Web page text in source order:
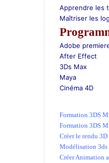
Apprendre les
Maîtriser les
Adobe
After Effect
3Ds Max
Maya
Cinéma 4D
Formation 3DS
Formation 3DS
Créer le rendu
Modélisation
Créer Animation